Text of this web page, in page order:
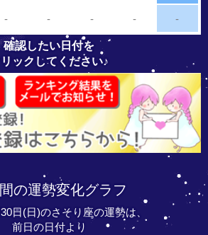
- - - - -
確認したい日付を
ックしてください♪
の運勢変化グラフ
日(日)のさそり座の運勢は、
前日の日付より